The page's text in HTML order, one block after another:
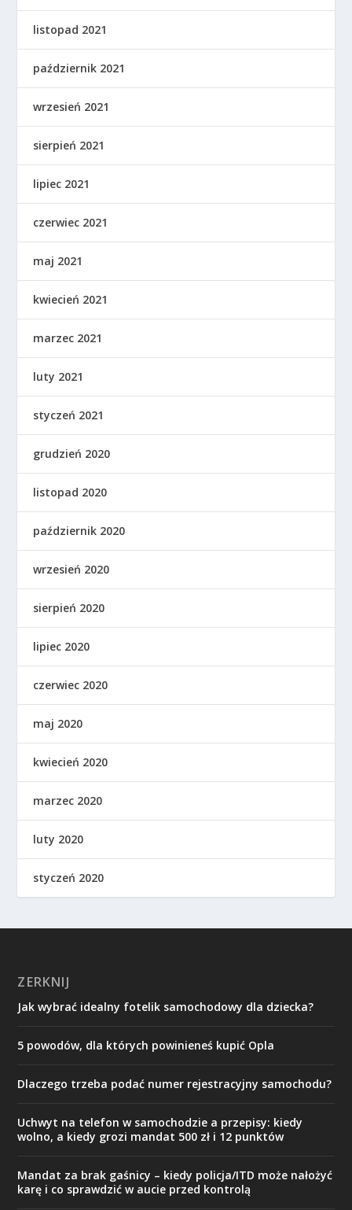
listopad 2021
październik 2021
wrzesień 2021
sierpień 2021
lipiec 2021
czerwiec 2021
maj 2021
kwiecień 2021
marzec 2021
luty 2021
styczeń 2021
grudzień 2020
listopad 2020
październik 2020
wrzesień 2020
sierpień 2020
lipiec 2020
czerwiec 2020
maj 2020
kwiecień 2020
marzec 2020
luty 2020
styczeń 2020
ZERKNIJ
Jak wybrać idealny fotelik samochodowy dla dziecka?
5 powodów, dla których powinieneś kupić Opla
Dlaczego trzeba podać numer rejestracyjny samochodu?
Uchwyt na telefon w samochodzie a przepisy: kiedy
wolno, a kiedy grozi mandat 500 zł i 12 punktów
Mandat za brak gaśnicy – kiedy policja/ITD może nałożyć
karę i co sprawdzić w aucie przed kontrolą